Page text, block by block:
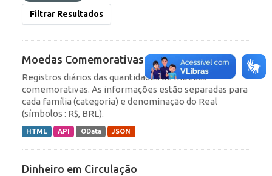
Filtrar Resultados
Moedas Comemorativas
Registros diários das quantidades de moedas
comemorativas. As informações estão separadas para
cada família (categoria) e denominação do Real
(símbolos : R$, BRL).
HTML API OData JSON
Dinheiro em Circulação